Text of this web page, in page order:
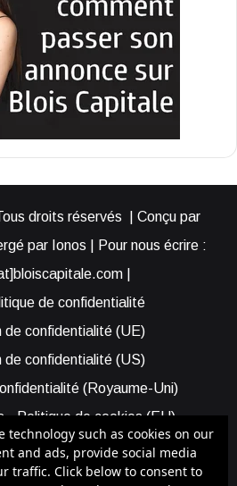
droits réservés | Conçu par
par Ionos | Pour nous écrire :
|
de confidentialité
de confidentialité (UE)
de confidentialité (US)
(Royaume-Uni)
Politique de cookies (EU)
Cookie Policy (US)
Participer à Blois Capitale
technology such as cookies on our
and ads, provide social media
traffic. Click below to consent to